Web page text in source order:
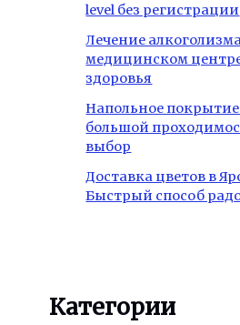
level без регистрации
Лечение
медицинском
здоровья
Напольное покрытие
большой
выбор
Доставка цветов в
Быстрый способ
Категории